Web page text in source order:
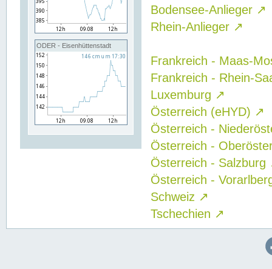
ODER - Eisenhüttenstadt
Bodensee-Anlieger ↗
Rhein-Anlieger ↗
Frankreich - Maas-
Frankreich - Rhein-
Luxemburg ↗
Österreich (eHYD) ↗
Österreich -
Österreich -
Österreich - Salzburg
Österreich -
Schweiz ↗
Tschechien ↗